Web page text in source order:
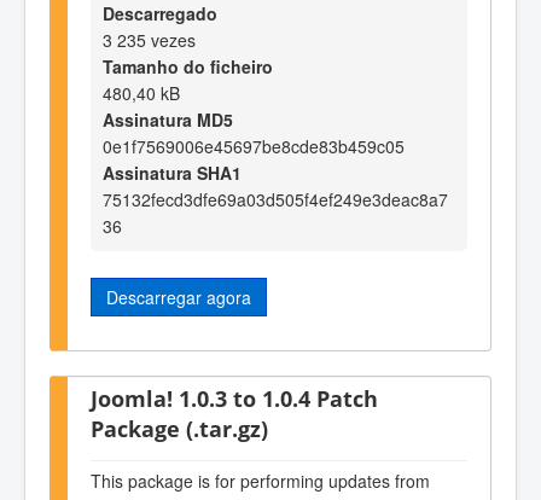
Descarregado
3 235 vezes
Tamanho do ficheiro
480,40 kB
Assinatura MD5
0e1f7569006e45697be8cde83b459c05
Assinatura SHA1
75132fecd3dfe69a03d505f4ef249e3deac8a7
36
Descarregar agora
Joomla! 1.0.3 to 1.0.4 Patch
Package (.tar.gz)
This package is for performing updates from